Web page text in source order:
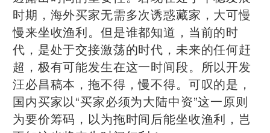
时期，海外买家无需多次诱惑藏家，大可慢
慢来坐收渔利。但是谁都知道，当前的时
代，是处于交接激荡的时代，未来的任何赶
超，极有可能发生在这一时间段。所以开发
汪必昌稿本，拖不得，慢不得。可叹的是，
国内买家以“买家必须为大陆中资”这一原则
为要价筹码，以为拖时间后能坐收渔利，岂